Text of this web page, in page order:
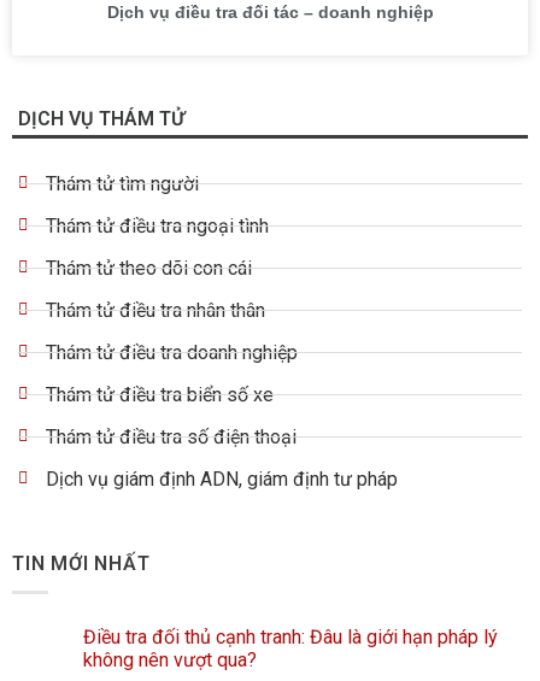
Dịch vụ điều tra đối tác – doanh nghiệp
DỊCH VỤ THÁM TỬ
Thám tử tìm người
Thám tử điều tra ngoại tình
Thám tử theo dõi con cái
Thám tử điều tra nhân thân
Thám tử điều tra doanh nghiệp
Thám tử điều tra biển số xe
Thám tử điều tra số điện thoại
Dịch vụ giám định ADN, giám định tư pháp
TIN MỚI NHẤT
Điều tra đối thủ cạnh tranh: Đâu là giới hạn pháp lý
không nên vượt qua?